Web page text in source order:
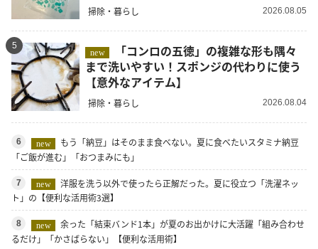
掃除・暮らし 2026.08.05
5
new
まで洗いやすい！スポンジの代わりに使う
【意外なアイテム】
掃除・暮らし 2026.08.04
6 new
もう「納豆」はそのまま食べない。夏に食べたいスタミナ納豆
「ご飯が進む」「おつまみにも」
7 new
洋服を洗う以外で使ったら正解だった。夏に役立つ「洗濯ネッ
ト」の【便利な活用術3選】
8 new
余った「結束バンド1本」が夏のお出かけに大活躍「組み合わせ
るだけ」「かさばらない」【便利な活用術】